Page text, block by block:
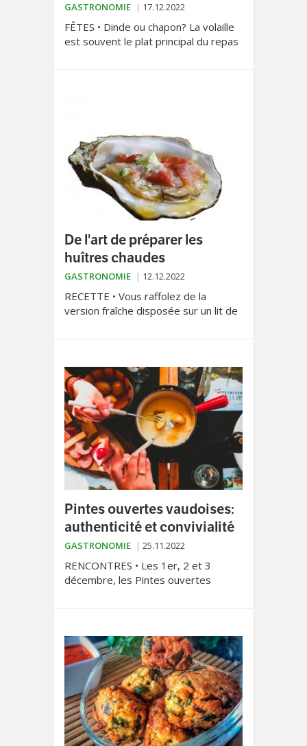
GASTRONOMIE 17.12.2022
FÊTES • Dinde ou chapon? La volaille
est souvent le plat principal du repas
gagne à être farcie.
De l'art de préparer les
huîtres chaudes
GASTRONOMIE 12.12.2022
RECETTE • Vous raffolez de la
version fraîche disposée sur un lit de
chaudes? Tout aussi savoureuses et
riches en nutriments comme le
phosphore, le fer et le zinc qui
stimulent les défenses immunitaires,
elles sont très appréciées par ceux
que la texture crue rebute
habituellement. De quoi faire plaisir à
toute la famille à Noël ou au Nouvel
Pintes ouvertes vaudoises:
authenticité et convivialité
GASTRONOMIE 25.11.2022
RENCONTRES • Les 1er, 2 et 3
décembre, les Pintes ouvertes
de proximité. Quelque 90 restaurants
participeront à cette 5e édition
autour d’une formule qui a fait ses
preuves.